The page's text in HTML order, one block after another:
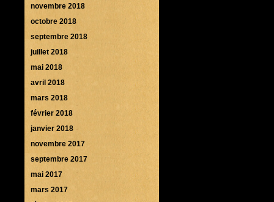
novembre 2018
octobre 2018
septembre 2018
juillet 2018
mai 2018
avril 2018
mars 2018
février 2018
janvier 2018
novembre 2017
septembre 2017
mai 2017
mars 2017